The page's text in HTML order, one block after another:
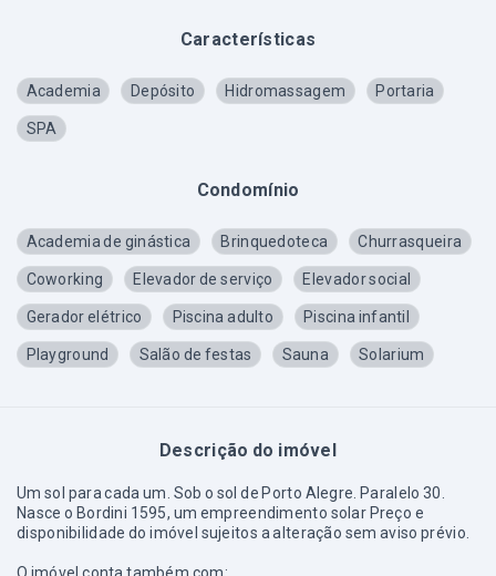
Características
Academia Depósito Hidromassagem Portaria
SPA
Condomínio
Academia de ginástica Brinquedoteca Churrasqueira
Coworking Elevador de serviço Elevador social
Gerador elétrico Piscina adulto Piscina infantil
Playground Salão de festas Sauna Solarium
Descrição do imóvel
Um sol para cada um. Sob o sol de Porto Alegre. Paralelo 30.
Nasce o Bordini 1595, um empreendimento solar Preço e
disponibilidade do imóvel sujeitos a alteração sem aviso prévio.